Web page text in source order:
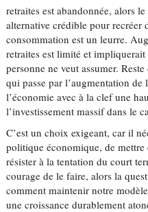
retraites est abandonnée, alors
alternative crédible pour recréer
consommation est un leurre.
retraites est limité et
personne ne veut assumer.
qui passe par l’augmentation
l’économie avec à la clef une
l’investissement massif dans le
C’est un choix exigeant, car il
politique économique, de
résister à la tentation du court
courage de le faire, alors la
comment maintenir notre
une croissance durablement